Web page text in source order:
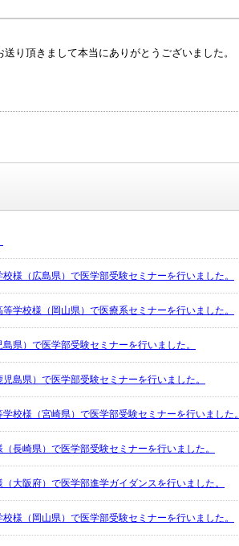
送り頂きまして本当にありがとうございました。
様（広島県）で医学部受験セミナーを行いました。
学校様（岡山県）で医療系セミナーを行いました。
県）で医学部受験セミナーを行いました。
島県）で医学部受験セミナーを行いました。
校様（宮崎県）で医学部受験セミナーを行いました。
長崎県）で医学部受験セミナーを行いました。
大阪府）で医学部進学ガイダンスを行いました。
様（岡山県）で医学部受験セミナーを行いました。